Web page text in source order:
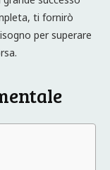
ti fornirò
per superare